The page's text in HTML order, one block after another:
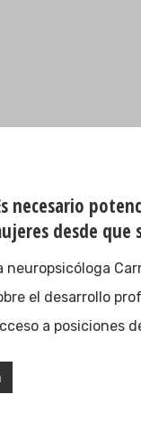
necesario
desde que
neuropsicóloga
el desarrollo
a posiciones